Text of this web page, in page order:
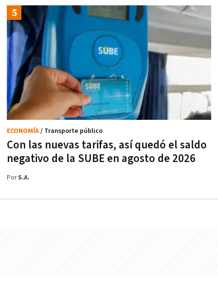
Con las nuevas tarifas, así quedó el saldo
negativo de la SUBE en agosto de 2026
ECONOMÍA/ Transporte público
PorS.A.